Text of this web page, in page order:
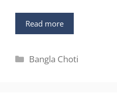
Read more
Categories
Bangla Choti